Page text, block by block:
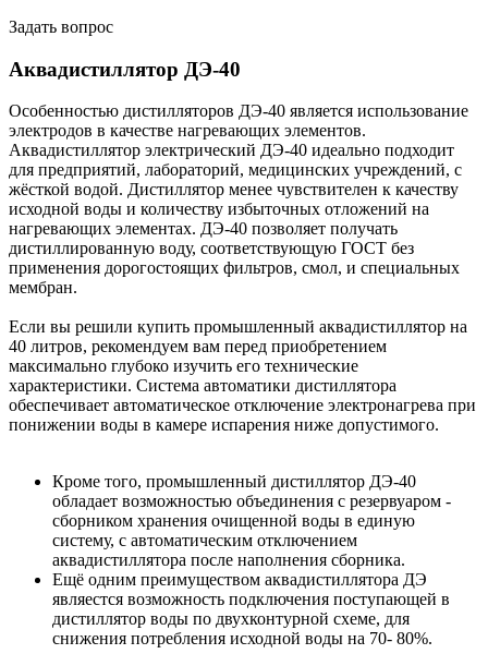
Задать вопрос
Аквадистиллятор ДЭ-40
Особенностью дистилляторов ДЭ-40 является использование
электродов в качестве нагревающих элементов.
Аквадистиллятор электрический ДЭ-40 идеально подходит
для предприятий, лабораторий, медицинских учреждений, с
жёсткой водой. Дистиллятор менее чувствителен к качеству
исходной воды и количеству избыточных отложений на
нагревающих элементах. ДЭ-40 позволяет получать
дистиллированную воду, соответствующую ГОСТ без
применения дорогостоящих фильтров, смол, и специальных
мембран.
Если вы решили купить промышленный аквадистиллятор на
40 литров, рекомендуем вам перед приобретением
максимально глубоко изучить его технические
характеристики. Система автоматики дистиллятора
обеспечивает автоматическое отключение электронагрева при
понижении воды в камере испарения ниже допустимого.
Кроме того, промышленный дистиллятор ДЭ-40
обладает возможностью объединения с резервуаром -
сборником хранения очищенной воды в единую
систему, с автоматическим отключением
аквадистиллятора после наполнения сборника.
Ещё одним преимуществом аквадистиллятора ДЭ
являестся возможность подключения поступающей в
дистиллятор воды по двухконтурной схеме, для
снижения потребления исходной воды на 70- 80%.